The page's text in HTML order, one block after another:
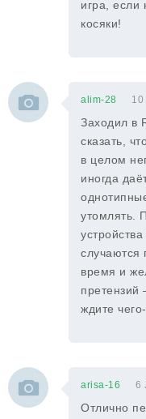
игра, если
косяки!
alim-28 10
Заходил в
сказать,
в целом
иногда
утомлять.
случаются
время и
ждите
arisa-16 6
Отлично